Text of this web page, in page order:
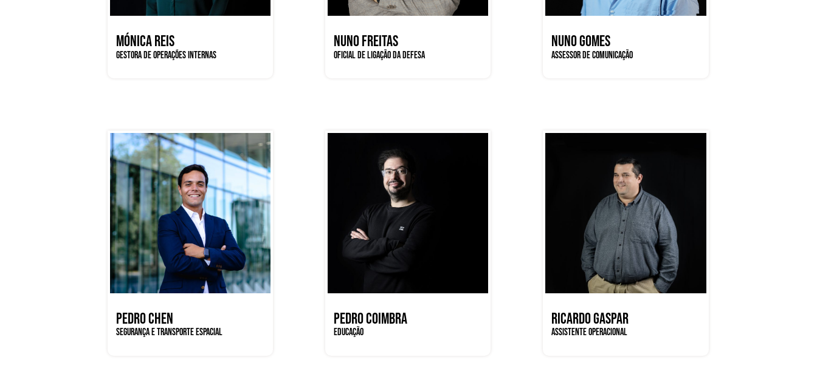
MÓNICA REIS
GESTORA DE OPERAÇÕES INTERNAS
NUNO FREITAS
OFICIAL DE LIGAÇÃO DA DEFESA
NUNO GOMES
ASSESSOR DE COMUNICAÇÃO
PEDRO CHEN
SEGURANÇA E TRANSPORTE ESPACIAL
PEDRO COIMBRA
EDUCAÇÃO
RICARDO GASPAR
ASSISTENTE OPERACIONAL